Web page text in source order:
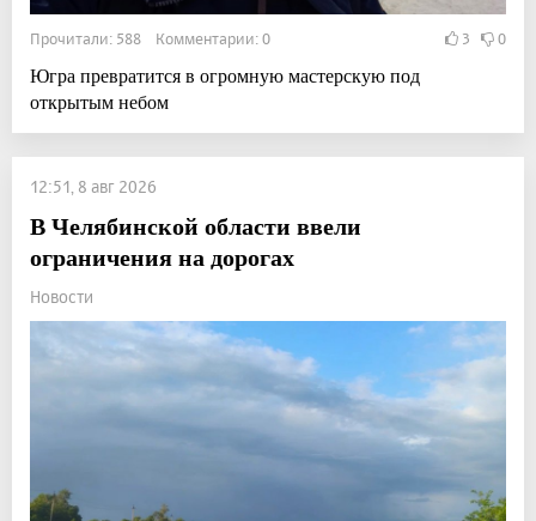
Прочитали: 588 Комментарии: 0 3 0
Югра превратится в огромную мастерскую под
открытым небом
12:51, 8 авг 2026
В Челябинской области ввели
ограничения на дорогах
Новости